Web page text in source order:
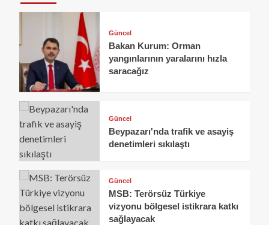
Güncel
Bakan Kurum: Orman
yangınlarının yaralarını hızla
saracağız
Güncel
Beypazarı'nda trafik ve asayiş
denetimleri sıkılaştı
Güncel
MSB: Terörsüz Türkiye
vizyonu bölgesel istikrara katkı
sağlayacak